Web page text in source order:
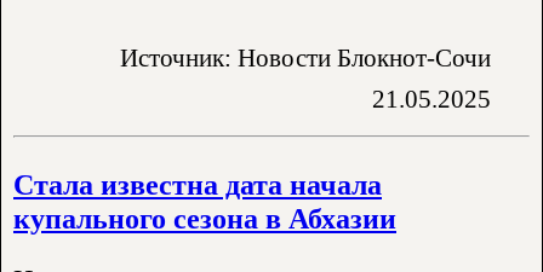
Источник: Новости Блокнот-Сочи
21.05.2025
Стала известна дата начала
купального сезона в Абхазии